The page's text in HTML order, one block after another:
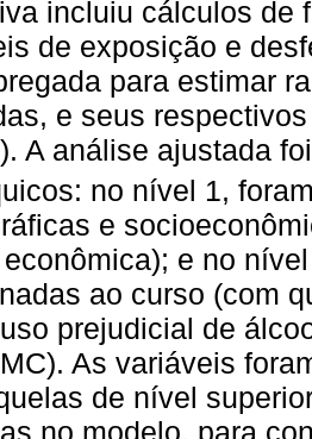
incluiu cálculos de
de exposição e
para estimar
e seus
). A análise ajustada
no nível 1,
e
e no
ao curso (com
prejudicial de
As variáveis
de nível
no modelo, para